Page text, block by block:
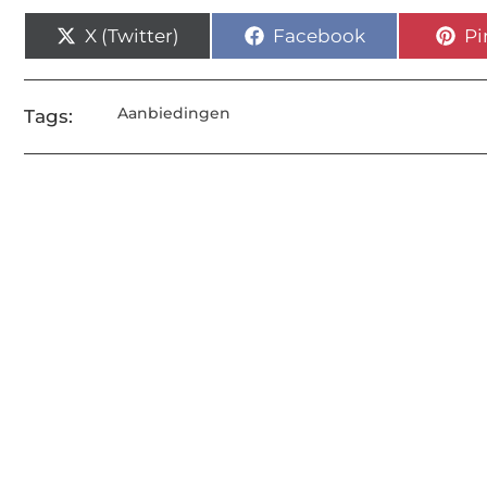
X (Twitter) Facebook
Tags: Aanbiedingen